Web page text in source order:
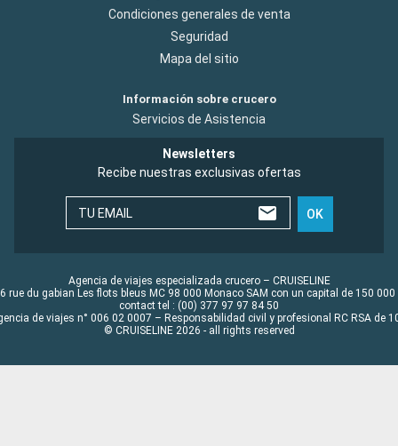
Condiciones generales de venta
Seguridad
Mapa del sitio
Información sobre crucero
Servicios de Asistencia
Newsletters
Recibe nuestras exclusivas ofertas
TU EMAIL OK
Agencia de viajes especializada crucero – CRUISELINE
rue du gabian Les flots bleus MC 98 000 Monaco SAM con un capital de 150 000
contact tel : (00) 377 97 97 84 50
de viajes n° 006 02 0007 – Responsabilidad civil y profesional RC RSA de
© CRUISELINE 2026 - all rights reserved